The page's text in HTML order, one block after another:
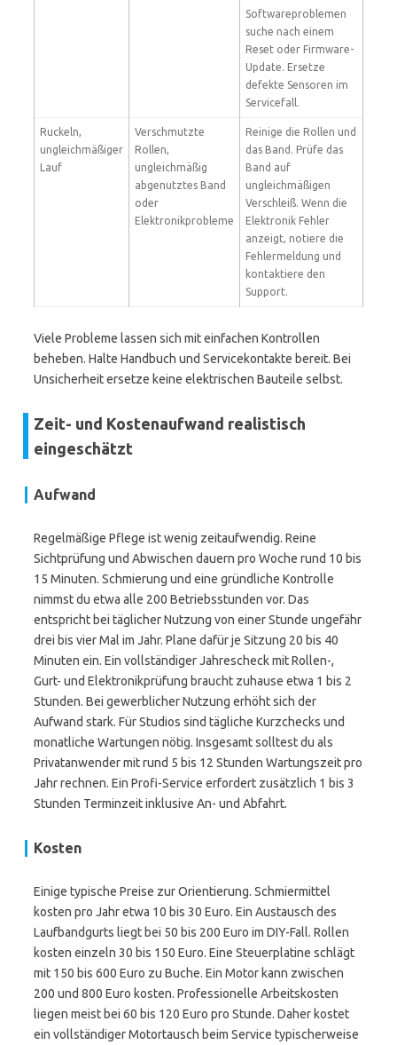
Softwareproblemen
suche nach einem
Reset oder Firmware-
Update. Ersetze
defekte Sensoren im
Servicefall.
Ruckeln,
ungleichmäßiger
Lauf
Verschmutzte
Rollen,
ungleichmäßig
abgenutztes Band
oder
Elektronikprobleme
Reinige die Rollen und
das Band. Prüfe das
Band auf
ungleichmäßigen
Verschleiß. Wenn die
Elektronik Fehler
anzeigt, notiere die
Fehlermeldung und
kontaktiere den
Support.
Viele Probleme lassen sich mit einfachen Kontrollen
beheben. Halte Handbuch und Servicekontakte bereit. Bei
Unsicherheit ersetze keine elektrischen Bauteile selbst.
Zeit- und Kostenaufwand realistisch
eingeschätzt
Aufwand
Regelmäßige Pflege ist wenig zeitaufwendig. Reine
Sichtprüfung und Abwischen dauern pro Woche rund 10 bis
15 Minuten. Schmierung und eine gründliche Kontrolle
nimmst du etwa alle 200 Betriebsstunden vor. Das
entspricht bei täglicher Nutzung von einer Stunde ungefähr
drei bis vier Mal im Jahr. Plane dafür je Sitzung 20 bis 40
Minuten ein. Ein vollständiger Jahrescheck mit Rollen-,
Gurt- und Elektronikprüfung braucht zuhause etwa 1 bis 2
Stunden. Bei gewerblicher Nutzung erhöht sich der
Aufwand stark. Für Studios sind tägliche Kurzchecks und
monatliche Wartungen nötig. Insgesamt solltest du als
Privatanwender mit rund 5 bis 12 Stunden Wartungszeit pro
Jahr rechnen. Ein Profi-Service erfordert zusätzlich 1 bis 3
Stunden Terminzeit inklusive An- und Abfahrt.
Kosten
Einige typische Preise zur Orientierung. Schmiermittel
kosten pro Jahr etwa 10 bis 30 Euro. Ein Austausch des
Laufbandgurts liegt bei 50 bis 200 Euro im DIY-Fall. Rollen
kosten einzeln 30 bis 150 Euro. Eine Steuerplatine schlägt
mit 150 bis 600 Euro zu Buche. Ein Motor kann zwischen
200 und 800 Euro kosten. Professionelle Arbeitskosten
liegen meist bei 60 bis 120 Euro pro Stunde. Daher kostet
ein vollständiger Motortausch beim Service typischerweise